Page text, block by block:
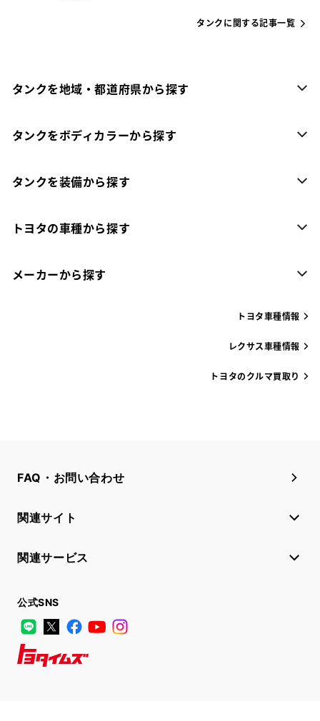
タンクに関する記事一覧
タンクを地域・都道府県から探す
タンクをボディカラーから探す
タンクを装備から探す
トヨタの車種から探す
メーカーから探す
トヨタ車種情報
レクサス車種情報
トヨタのクルマ買取り
FAQ・お問い合わせ
関連サイト
関連サービス
公式SNS
LINE
X FacebookYouTube